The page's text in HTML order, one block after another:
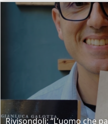
Rivisondoli: “L’uomo che